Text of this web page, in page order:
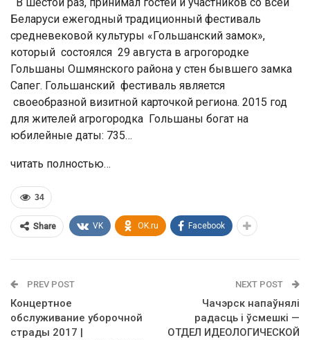
Беларуси ежегодный традиционный фестиваль
средневековой культуры «Гольшанский замок»,
который состоялся 29 августа в агрогородке
Гольшаны Ошмянского района у стен бывшего замка
Сапег. Гольшанский фестиваль является
своеобразной визитной карточкой региона. 2015 год
для жителей агрогородка Гольшаны богат на
юбилейные даты: 735…
читать полностью…
34
Share VK OK.ru Facebook
PREV POST
Концертное
обслуживание уборочной
страды 2017 |
NEXT POST
Чачэрск напаўнялі
радасць і ўсмешкі —
ОТДЕЛ ИДЕОЛОГИЧЕСКОЙ